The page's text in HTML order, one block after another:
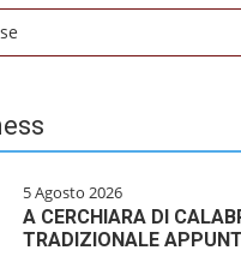
5 Agosto 2026
A CERCHIARA DI
TRADIZIONALE